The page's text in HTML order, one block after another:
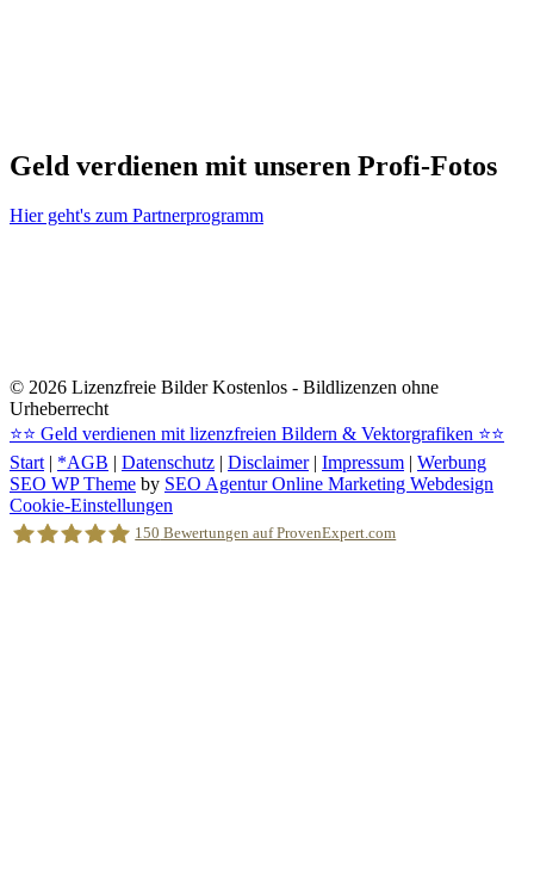
Geld verdienen mit unseren Profi-Fotos
Hier geht's zum Partnerprogramm
© 2026 Lizenzfreie Bilder Kostenlos - Bildlizenzen ohne
Urheberrecht
⭐⭐ Geld verdienen mit lizenzfreien Bildern & Vektorgrafiken ⭐⭐
Start| *AGB | Datenschutz | Disclaimer| Impressum | Werbung
SEO WP Theme by SEO Agentur Online Marketing Webdesign
Nach
oben
scrollen
Cookie-Einstellungen
150 Bewertungen auf ProvenExpert.com